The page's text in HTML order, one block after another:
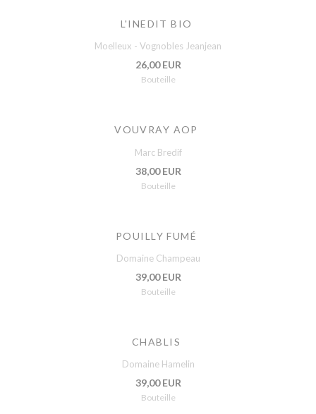
L'INEDIT BIO
Moelleux - Vognobles Jeanjean
26,00 EUR
Bouteille
VOUVRAY AOP
Marc Bredif
38,00 EUR
Bouteille
POUILLY FUMÉ
Domaine Champeau
39,00 EUR
Bouteille
CHABLIS
Domaine Hamelin
39,00 EUR
Bouteille